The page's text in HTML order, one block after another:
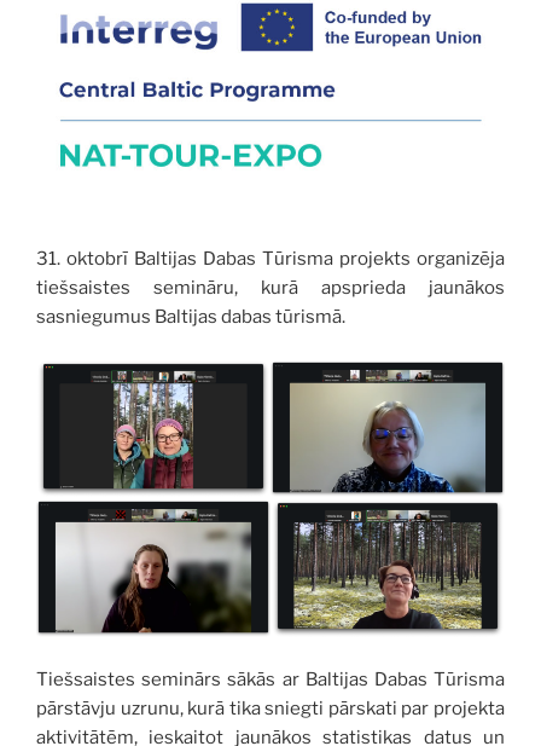
31. oktobrī Baltijas Dabas Tūrisma projekts organizēja
tiešsaistes semināru, kurā apsprieda jaunākos
sasniegumus Baltijas dabas tūrismā.
Tiešsaistes seminārs sākās ar Baltijas Dabas Tūrisma
pārstāvju uzrunu, kurā tika sniegti pārskati par projekta
aktivitātēm, ieskaitot jaunākos statistikas datus un